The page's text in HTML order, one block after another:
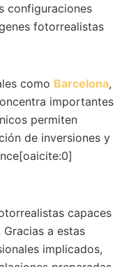
configuraciones
fotorrealistas
como Barcelona,
importantes
permiten
de inversiones y
capaces
a estas
implicados,